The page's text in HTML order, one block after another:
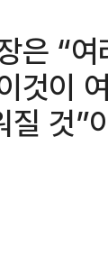
은 “
것이
질 것”